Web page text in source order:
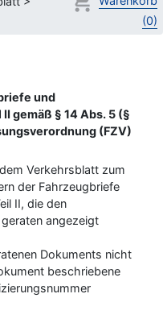
(0)
und
gemäß § 14 Abs. 5 (§
(FZV)
Verkehrsblatt zum
der Fahrzeugbriefe
II, die den
angezeigt
Dokuments nicht
beschriebene